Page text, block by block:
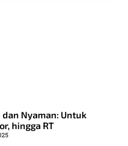
dan Nyaman: Untuk
hingga RT